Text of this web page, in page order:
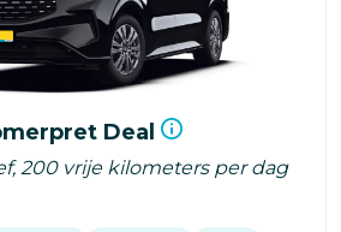
Deal
200 vrije kilometers per dag